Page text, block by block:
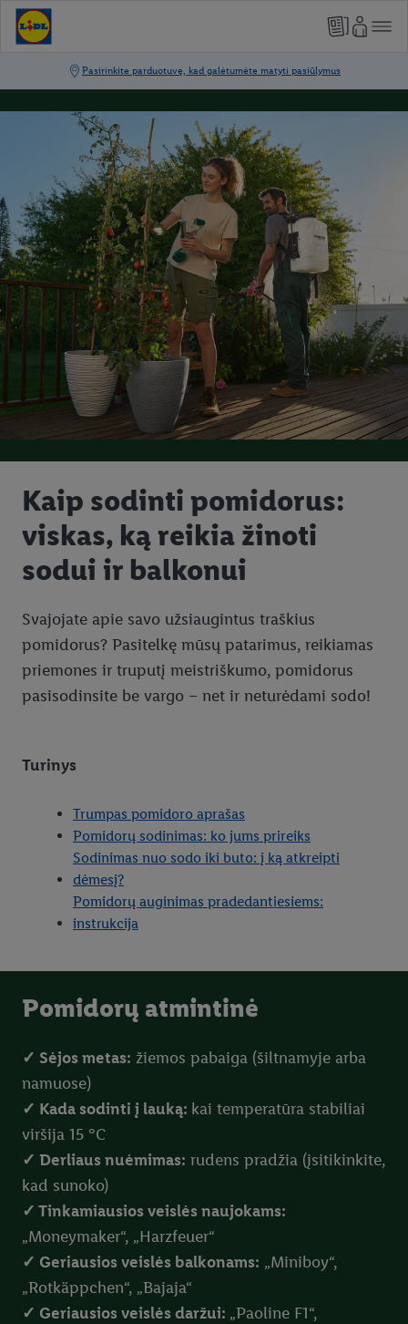
Kaip sodinti pomidorus:
viskas, ką reikia žinoti
sodui ir balkonui
Svajojate apie savo užsiaugintus traškius
pomidorus? Pasitelkę mūsų patarimus, reikiamas
priemones ir truputį meistriškumo, pomidorus
pasisodinsite be vargo – net ir neturėdami sodo!
Turinys
Trumpas pomidoro aprašas
Pomidorų sodinimas: ko jums prireiks
Sodinimas nuo sodo iki buto: į ką atkreipti
dėmesį?
Pomidorų auginimas pradedantiesiems:
instrukcija
Pomidorų atmintinė
✓ Sėjos metas: žiemos pabaiga (šiltnamyje arba
namuose)
✓ Kada sodinti į lauką: kai temperatūra stabiliai
viršija 15 °C
✓ Derliaus nuėmimas: rudens pradžia (įsitikinkite,
kad sunoko)
✓ Tinkamiausios veislės naujokams:
„Moneymaker“, „Harzfeuer“
✓ Geriausios veislės balkonams: „Miniboy“,
„Rotkäppchen“, „Bajaja“
✓ Geriausios veislės daržui: „Paoline F1“,